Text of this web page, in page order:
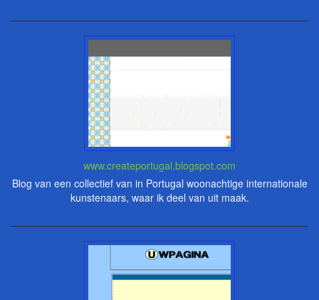
www.createportugal.blogspot.com
Blog van een collectief van in Portugal woonachtige internationale
kunstenaars, waar ik deel van uit maak.